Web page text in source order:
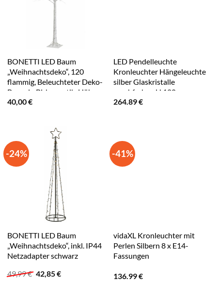
BONETTI LED Baum
„Weihnachtsdeko“, 120
flammig, Beleuchteter Deko-
Baum in Birkenoptik, Höhe
ca. 120 cm weiß matt
40,00€
LED Pendelleuchte
Kronleuchter Hängeleuchte
silber Glaskristalle
rauchfarben H 120cm
264.89€
-24%
BONETTI LED Baum
„Weihnachtsdeko“, inkl. IP44
Netzadapter schwarz
49,99€ Ursprünglicher
42,85€Aktueller
-41%
vidaXL Kronleuchter mit
Perlen Silbern 8 x E14-
Fassungen
136.99€